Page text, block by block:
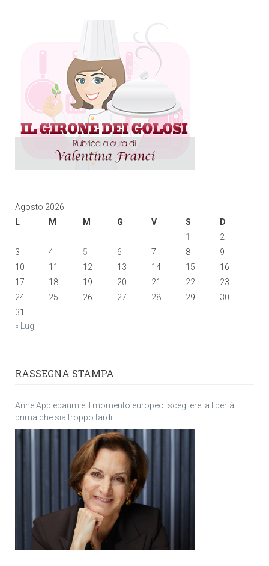
Agosto 2026
L
M M G V S
D
1
2
3
4 5 6 7 8
9
10
11 12 13 14 15
16
17
18 19 20 21 22
23
24
25 26 27 28 29
30
31
« Lug
RASSEGNA STAMPA
Anne Applebaum e il momento europeo: scegliere la libertà
prima che sia troppo tardi